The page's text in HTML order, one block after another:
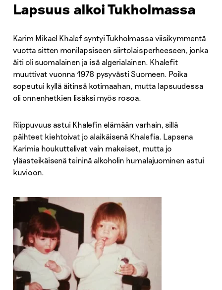
Lapsuus alkoi Tukholmassa
Karim Mikael Khalef syntyi Tukholmassa viisikymmentä
vuotta sitten monilapsiseen siirtolaisperheeseen, jonka
äiti oli suomalainen ja isä algerialainen. Khalefit
muuttivat vuonna 1978 pysyvästi Suomeen. Poika
sopeutui kyllä äitinsä kotimaahan, mutta lapsuudessa
oli onnenhetkien lisäksi myös rosoa.
Riippuvuus astui Khalefin elämään varhain, sillä
päihteet kiehtoivat jo alaikäisenä Khalefia. Lapsena
Karimia houkuttelivat vain makeiset, mutta jo
yläasteikäisenä teininä alkoholin humalajuominen astui
kuvioon.